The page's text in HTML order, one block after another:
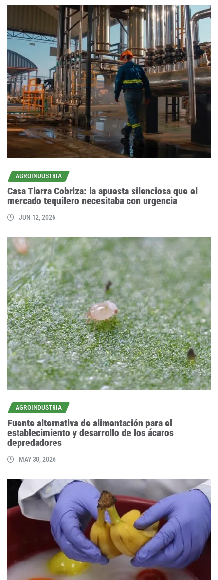
AGROINDUSTRIA
Casa Tierra Cobriza: la apuesta silenciosa que el
mercado tequilero necesitaba con urgencia
JUN 12, 2026
AGROINDUSTRIA
Fuente alternativa de alimentación para el
establecimiento y desarrollo de los ácaros
depredadores
MAY 30, 2026